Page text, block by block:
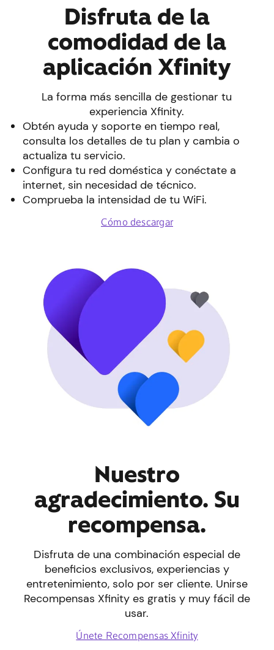
Disfruta de la
comodidad de la
aplicación Xfinity
La forma más sencilla de gestionar tu
experiencia Xfinity.
Obtén ayuda y soporte en tiempo real,
consulta los detalles de tu plan y cambia o
actualiza tu servicio.
Configura tu red doméstica y conéctate a
internet, sin necesidad de técnico.
Comprueba la intensidad de tu WiFi.
Cómo descargar
Nuestro
agradecimiento. Su
recompensa.
Disfruta de una combinación especial de
beneficios exclusivos, experiencias y
entretenimiento, solo por ser cliente. Unirse
Recompensas Xfinity es gratis y muy fácil de
usar.
Únete Recompensas Xfinity